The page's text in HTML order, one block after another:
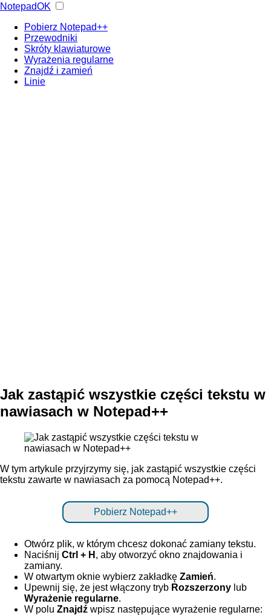
NotepadOK
Pobierz Notepad++
Przewodniki
Skróty klawiaturowe
Wyrażenia regularne
Znajdź i zamień
Linie
Jak zastąpić wszystkie części tekstu w
nawiasach w Notepad++
W tym artykule przyjrzymy się, jak zastąpić wszystkie części
tekstu zawarte w nawiasach za pomocą Notepad++.
Pobierz Notepad++
Otwórz plik, w którym chcesz dokonać zamiany tekstu.
Naciśnij Ctrl + H , aby otworzyć okno znajdowania i
zamiany.
W otwartym oknie wybierz zakładkę Zamień.
Upewnij się, że jest włączony tryb Rozszerzony lub
Wyrażenie regularne.
W polu Znajdź wpisz następujące wyrażenie regularne: